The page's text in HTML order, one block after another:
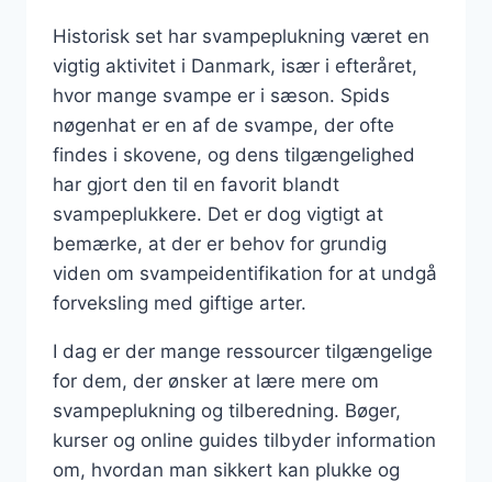
Historisk set har svampeplukning været en
vigtig aktivitet i Danmark, især i efteråret,
hvor mange svampe er i sæson. Spids
nøgenhat er en af de svampe, der ofte
findes i skovene, og dens tilgængelighed
har gjort den til en favorit blandt
svampeplukkere. Det er dog vigtigt at
bemærke, at der er behov for grundig
viden om svampeidentifikation for at undgå
forveksling med giftige arter.
I dag er der mange ressourcer tilgængelige
for dem, der ønsker at lære mere om
svampeplukning og tilberedning. Bøger,
kurser og online guides tilbyder information
om, hvordan man sikkert kan plukke og